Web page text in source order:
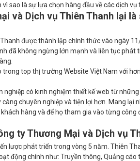
sao là sự lựa chọn hàng đầu về các dịch vụ
và Dịch vụ Thiên Thanh lại
được thành lập chính thức vào ngày
đã không ngừng lớn mạnh và liên tục phát
trong top thị trường Website Việt Nam với
nghiệp có kinh nghiệm thiết kế web từ
chuyên nghiệp và tiện lợi hơn. Mang lại
hàng và để họ tham gia vào từng
ty Thương Mại và Dịch vụ
lược phát triển trong vòng 5 năm. Thiên
động chính như: Truyền thông, Quảng